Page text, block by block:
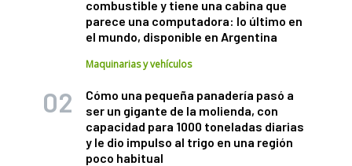
combustible y tiene una cabina que
parece una computadora: lo último en
el mundo, disponible en Argentina
Maquinarias y vehículos
Cómo una pequeña panadería pasó a
ser un gigante de la molienda, con
capacidad para 1000 toneladas diarias
y le dio impulso al trigo en una región
poco habitual